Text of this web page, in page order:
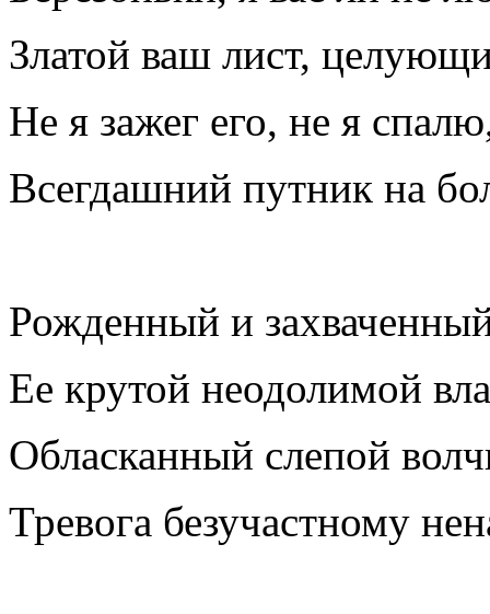
Златой ваш лист,
Не я зажег его, не я
Всегдашний путник на
Рожденный и
Ее крутой неодолимой
Обласканный слепой
Тревога безучастному